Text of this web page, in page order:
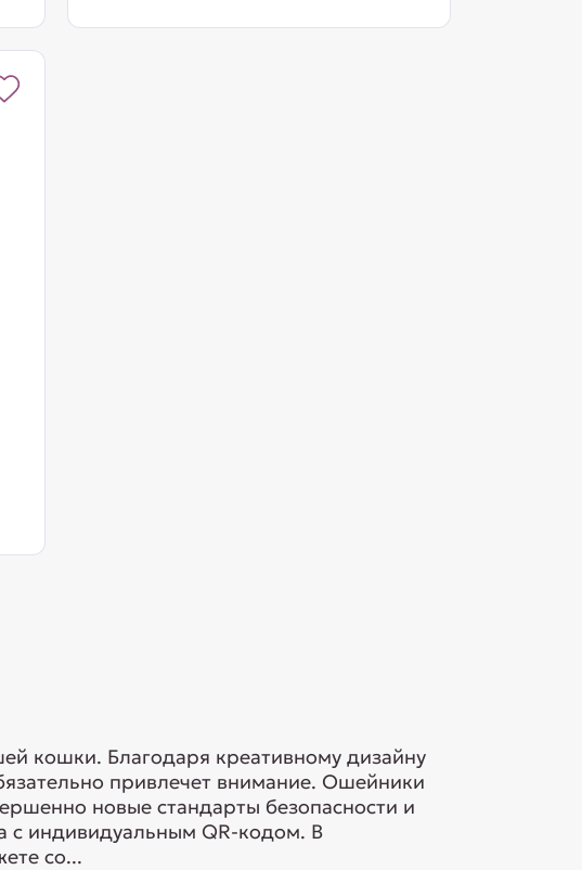
кошки. Благодаря креативному дизайну
привлечет внимание. Ошейники
новые стандарты безопасности и
индивидуальным QR-кодом. В
со...